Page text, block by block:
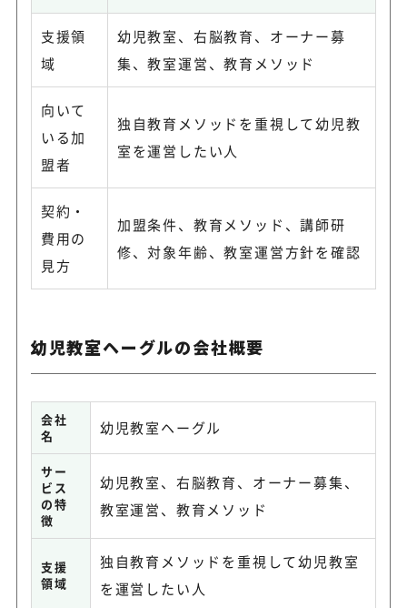
支援領
域
幼児教室、右脳教育、オーナー募
集、教室運営、教育メソッド
向いて
いる加
盟者
独自教育メソッドを重視して幼児教
室を運営したい人
契約・
費用の
見方
加盟条件、教育メソッド、講師研
修、対象年齢、教室運営方針を確認
幼児教室ヘーグルの会社概要
会社
名
幼児教室ヘーグル
サー
ビス
の特
徴
幼児教室、右脳教育、オーナー募集、
教室運営、教育メソッド
支援
領域
独自教育メソッドを重視して幼児教室
を運営したい人